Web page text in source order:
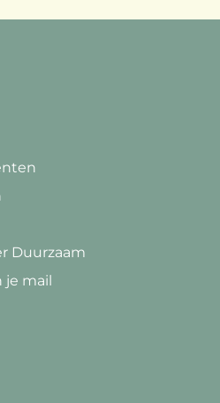
Duurzaam
je mail